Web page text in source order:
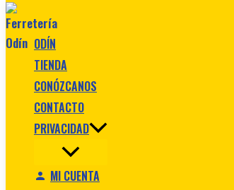
Ir al contenido
ODÍN
TIENDA
CONÓZCANOS
CONTACTO
PRIVACIDAD
MI CUENTA
Inicio/Destornilladores
840
Destornilladores